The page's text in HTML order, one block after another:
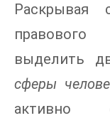
Раскрывая
выделить
сферы
активно